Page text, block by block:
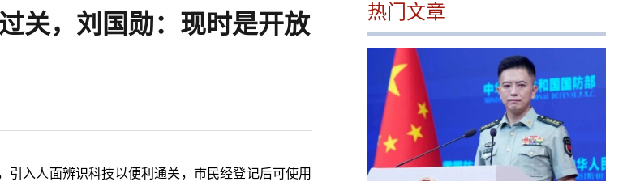
关，刘国勋：现时是开放
引入人面辨识科技以便利通关，市民经登记后可使用
热门文章